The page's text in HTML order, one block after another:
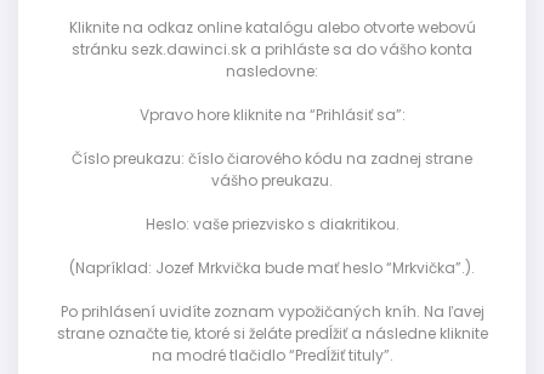
Kliknite na odkaz online katalógu alebo otvorte webovú
stránku sezk.dawinci.sk a prihláste sa do vášho konta
nasledovne:
Vpravo hore kliknite na “Prihlásiť sa”:
Číslo preukazu: číslo čiarového kódu na zadnej strane
vášho preukazu.
Heslo: vaše priezvisko s diakritikou.
(Napríklad: Jozef Mrkvička bude mať heslo “Mrkvička”.).
Po prihlásení uvidíte zoznam vypožičaných kníh. Na ľavej
strane označte tie, ktoré si želáte predĺžiť a následne kliknite
na modré tlačidlo “Predĺžiť tituly”.